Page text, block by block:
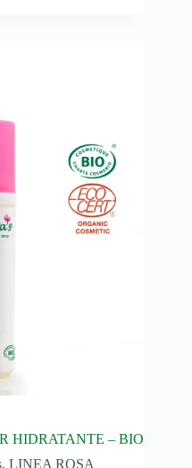
HIDRATANTE – BIO
, LINEA ROSA